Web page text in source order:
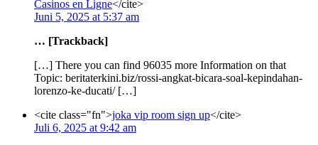
Casinos en Ligne</cite>
Juni 5, 2025 at 5:37 am
… [Trackback]
[…] There you can find 96035 more Information on that
Topic: beritaterkini.biz/rossi-angkat-bicara-soal-kepindahan-
lorenzo-ke-ducati/ […]
<cite class="fn">joka vip room sign up</cite>
Juli 6, 2025 at 9:42 am